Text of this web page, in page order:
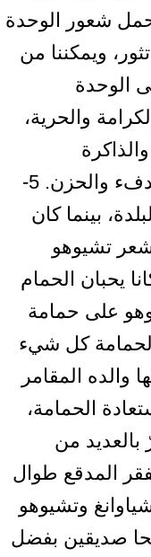
شعور الوحدة
ويمكننا من
الوحدة
والحرية،
والنسيان، والحب والخلاص، والدفء والحزن. 5-
بينما كان
تشيوهو
يحبان الحمام
على حمامة
كل شيء
والده المقامر
الحمامة،
بالعديد من
المدقع طوال
وتشيوهو
صديقين بفضل